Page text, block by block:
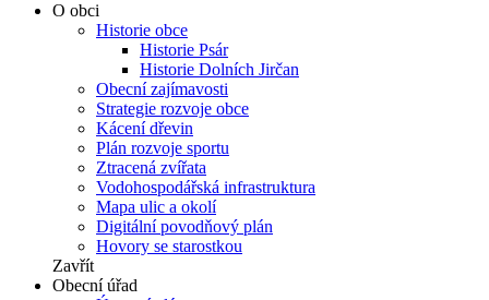
O obci
Historie obce
Historie Psár
Historie Dolních Jirčan
Obecní zajímavosti
Strategie rozvoje obce
Kácení dřevin
Plán rozvoje sportu
Ztracená zvířata
Vodohospodářská infrastruktura
Mapa ulic a okolí
Digitální povodňový plán
Hovory se starostkou
Zavřít
Obecní úřad